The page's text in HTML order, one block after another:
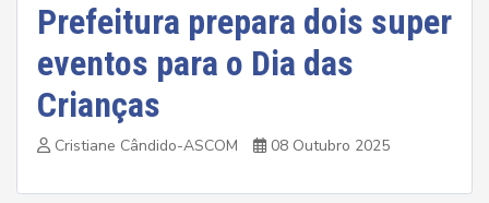
Prefeitura prepara dois super
eventos para o Dia das
Crianças
Cristiane Cândido-ASCOM 08 Outubro 2025